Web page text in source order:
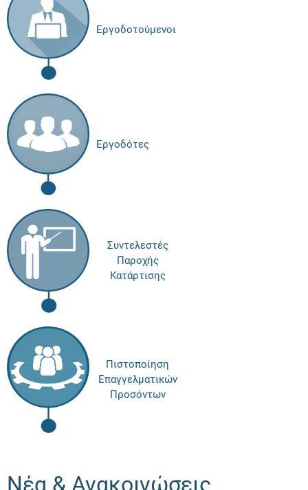
Εργοδοτούμενοι
Εργοδότες
Συντελεστές
Παροχής
Κατάρτισης
Πιστοποίηση
Επαγγελματικών
Προσόντων
Νέα & Ανακοινώσεις